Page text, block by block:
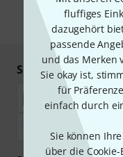
fluffiges
dazugehört
passende
und das Merken
Sie okay ist,
für
einfach durch
Sie können
über die
Sicher einkaufen &